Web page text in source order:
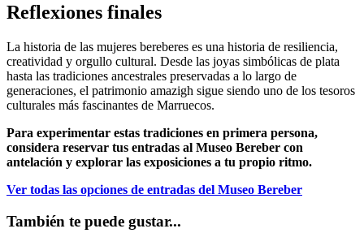
Reflexiones finales
La historia de las mujeres bereberes es una historia de resiliencia,
creatividad y orgullo cultural. Desde las joyas simbólicas de plata
hasta las tradiciones ancestrales preservadas a lo largo de
generaciones, el patrimonio amazigh sigue siendo uno de los tesoros
culturales más fascinantes de Marruecos.
Para experimentar estas tradiciones en primera persona,
considera reservar tus entradas al Museo Bereber con
antelación y explorar las exposiciones a tu propio ritmo.
Ver todas las opciones de entradas del Museo Bereber
También te puede gustar...